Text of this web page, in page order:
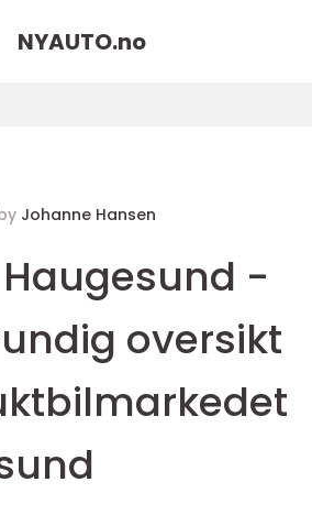
NYAUTO.no
Johanne Hansen
-
oversikt